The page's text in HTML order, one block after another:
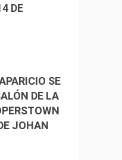
DE
SE
DE LA
JOHAN